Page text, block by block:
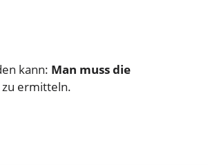
kann: Man muss die
zu ermitteln.